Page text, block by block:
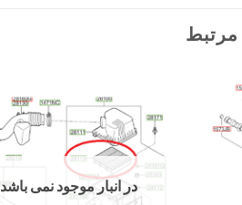
در انبار موجود نمی باشد